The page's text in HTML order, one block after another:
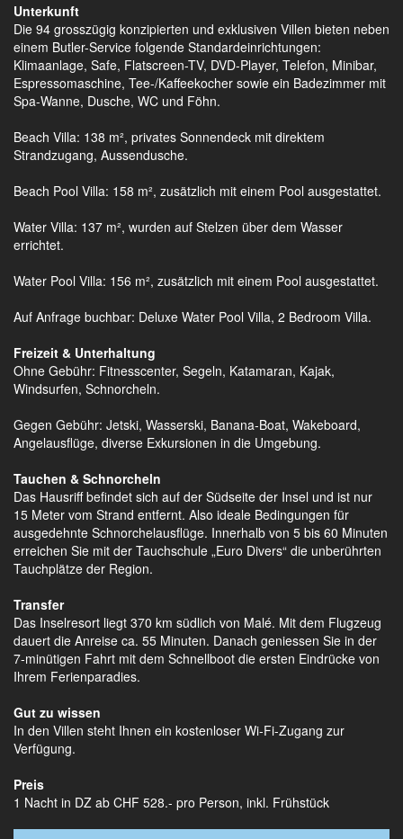
Unterkunft
Die 94 grosszügig konzipierten und exklusiven Villen bieten neben
einem Butler-Service folgende Standardeinrichtungen:
Klimaanlage, Safe, Flatscreen-TV, DVD-Player, Telefon, Minibar,
Espressomaschine, Tee-/Kaffeekocher sowie ein Badezimmer mit
Spa-Wanne, Dusche, WC und Föhn.
Beach Villa: 138 m², privates Sonnendeck mit direktem
Strandzugang, Aussendusche.
Beach Pool Villa: 158 m², zusätzlich mit einem Pool ausgestattet.
Water Villa: 137 m², wurden auf Stelzen über dem Wasser
errichtet.
Water Pool Villa: 156 m², zusätzlich mit einem Pool ausgestattet.
Auf Anfrage buchbar: Deluxe Water Pool Villa, 2 Bedroom Villa.
Freizeit & Unterhaltung
Ohne Gebühr: Fitnesscenter, Segeln, Katamaran, Kajak,
Windsurfen, Schnorcheln.
Gegen Gebühr: Jetski, Wasserski, Banana-Boat, Wakeboard,
Angelausflüge, diverse Exkursionen in die Umgebung.
Tauchen & Schnorcheln
Das Hausriff befindet sich auf der Südseite der Insel und ist nur
15 Meter vom Strand entfernt. Also ideale Bedingungen für
ausgedehnte Schnorchelausflüge. Innerhalb von 5 bis 60 Minuten
erreichen Sie mit der Tauchschule „Euro Divers“ die unberührten
Tauchplätze der Region.
Transfer
Das Inselresort liegt 370 km südlich von Malé. Mit dem Flugzeug
dauert die Anreise ca. 55 Minuten. Danach geniessen Sie in der
7-minütigen Fahrt mit dem Schnellboot die ersten Eindrücke von
Ihrem Ferienparadies.
Gut zu wissen
In den Villen steht Ihnen ein kostenloser Wi-Fi-Zugang zur
Verfügung.
Preis
1 Nacht in DZ ab CHF 528.- pro Person, inkl. Frühstück